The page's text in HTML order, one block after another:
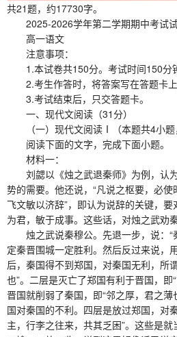
共21题，约17730字。
2025-2026学年第二学期期中考试
高一语文
注意事项：
1.本试卷共150分。考试时间150分
2.考生作答时，将答案写在答题卡上
3.考试结束后，只交答题卡。
一、现代文阅读（31分）
（一）现代文阅读Ⅰ（本题共4小题
阅读下面的文字，完成下面小题。
材料一：
刘勰以《烛之武退秦师》为例，认
势的需要。他还说，“凡说之枢要，必使
飞文敏以济辞”，即认为说辞的关键，
为君，敏于成事。这些话，对烛之武劝
烛之武说秦穆公。先退一步，说：“
定秦晋围城一定胜利。然后反过来说，
后，秦国得不到郑国，对秦国无利，所
也”。二层是灭亡了郑国有利于晋国，即
晋国就削弱了秦国，即“邻之厚，君之
国对秦国的不利。四层是放过郑国，对
主，行李之往来，共其乏困”。这些是